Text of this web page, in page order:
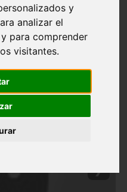
y
analizar el
para comprender
visitantes.
que
impactantes y mucho mas